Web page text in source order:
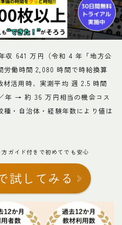
収 641 万円（令和 4 年「地方公
労働時間 2,080 時間で時給換算
活用時、実測平均 週 2.5 時間
→ 約 36 万円相当の機会コス
種・自治体・経験年数により値は
ガイド付きで初めてでも安心
試してみる